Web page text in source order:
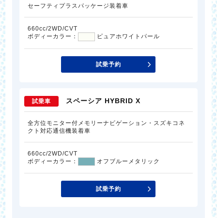
セーフティプラスパッケージ装着車
660cc/2WD/CVT
ボディーカラー：
ピュアホワイトパール
試乗予約
試乗車 スペーシア HYBRID X
全方位モニター付メモリーナビゲーション・スズキコネ
クト対応通信機装着車
660cc/2WD/CVT
ボディーカラー：
オフブルーメタリック
試乗予約